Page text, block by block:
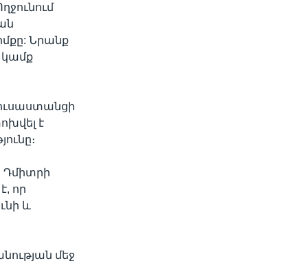
Նրանք
կամք
է
որ
և
մեջ